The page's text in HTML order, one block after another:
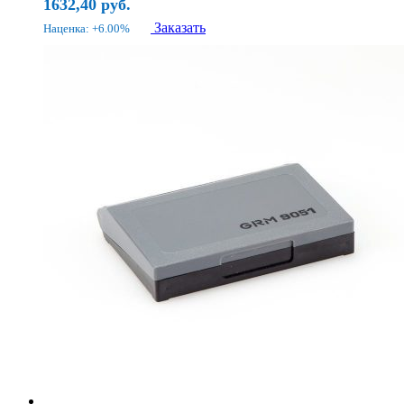
1632,40 руб.
Наценка: +6.00% Заказать